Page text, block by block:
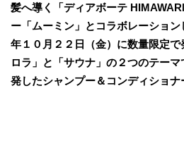
髪へ導く「ディアボーテ
ー「ムーミン」とコラボレーショ
年１０月２２日（金）に数量限定
ロラ」と「サウナ」の２つのテー
発したシャンプー＆コンディショナ